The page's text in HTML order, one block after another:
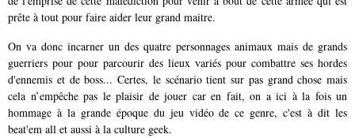
prête à tout pour faire aider leur grand maitre.
On va donc incarner un des quatre personnages animaux mais de grands
guerriers pour pour parcourir des lieux variés pour combattre ses hordes
d'ennemis et de boss... Certes, le scénario tient sur pas grand chose mais
cela n’empêche pas le plaisir de jouer car en fait, on a ici à la fois un
hommage à la grande époque du jeu vidéo de ce genre, c'est à dit les
beat'em all et aussi à la culture geek.